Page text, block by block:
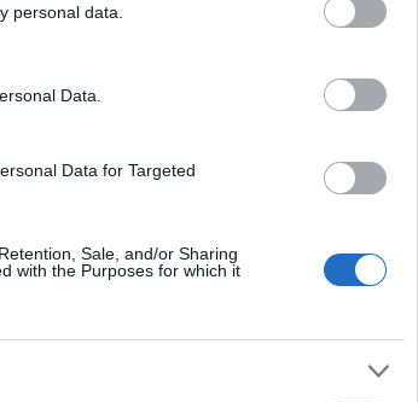
personal data.
Data.
Data for Targeted
Sale, and/or Sharing
with the Purposes for which it
får komme tilbake.
hun.
men håper hun slipper å ta stilling
de er med. Jeg er kanskje i
og fortsetter.